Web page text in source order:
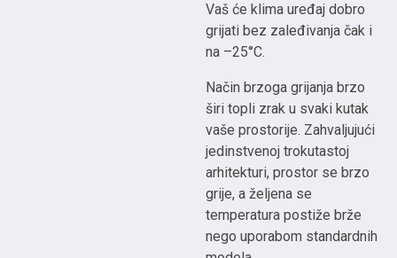
Vaš će klima uređaj dobro
grijati bez zaleđivanja čak i
na –25°C.
Način brzoga grijanja brzo
širi topli zrak u svaki kutak
vaše prostorije. Zahvaljujući
jedinstvenoj trokutastoj
arhitekturi, prostor se brzo
grije, a željena se
temperatura postiže brže
nego uporabom standardnih